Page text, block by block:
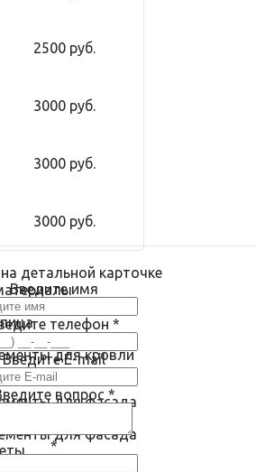
2500 руб.
3000 руб.
3000 руб.
3000 руб.
детальной карточке
Введите имя
телефон *
Введите E-mail
вопрос *
*
для кровли
для фасада
для фасада